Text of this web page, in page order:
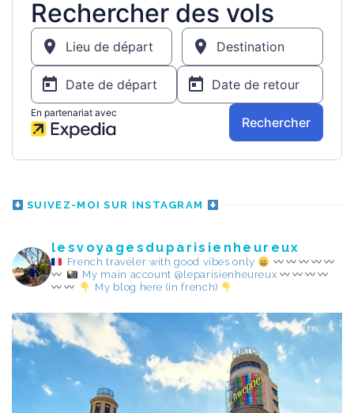
SUIVEZ-MOI SUR INSTAGRAM
lesvoyagesduparisienheureux
French traveler with good vibes only
My main account @leparisienheureux
My blog here (in french)